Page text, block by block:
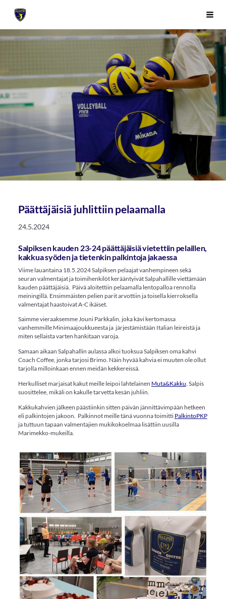
Siirry
sivunSivuston etusivulle
Päättäjäisiä juhlittiin pelaamalla
24.5.2024
Salpiksen kauden 23-24 päättäjäisiä vietettiin pelaillen,
kakkua syöden ja tietenkin palkintoja jakaessa
Viime lauantaina 18.5.2024 Salpiksen pelaajat vanhempineen sekä
seuran valmentajat ja toimihenkilöt kerääntyivät Salpahallille viettämään
kauden päättäjäisiä. Päivä aloitettiin pelaamalla lentopalloa rennolla
meiningillä. Ensimmäisten pelien parit arvottiin ja toisella kierroksella
valmentajat haastoivat A-C ikäiset.
Saimme vieraaksemme Jouni Parkkalin, joka kävi kertomassa
vanhemmille Minimaajoukkueesta ja järjestämistään Italian leireistä ja
miten sellaista varten hankitaan varoja.
Samaan aikaan Salpahallin aulassa alkoi tuoksua Salpiksen oma kahvi
Coach Coffee, jonka tarjosi Brimo. Näin hyvää kahvia ei muuten ole ollut
tarjolla milloinkaan ennen meidän kekkereissä.
Herkulliset marjaisat kakut meille leipoi lahtelainen Muta&Kakku . Salpis
suosittelee, mikäli on kakulle tarvetta kesän juhliin.
Kakkukahvien jälkeen päästiinkin sitten päivän jännittävimpään hetkeen
eli palkintojen jakoon. Palkinnot meille tänä vuonna toimitti PalkintoPKP
ja tuttuun tapaan valmentajien mukikokoelmaa lisättiin uusilla
Marimekko-mukeilla.